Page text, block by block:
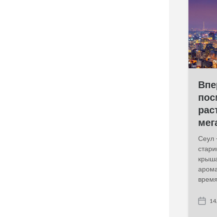
e
Сеул
P